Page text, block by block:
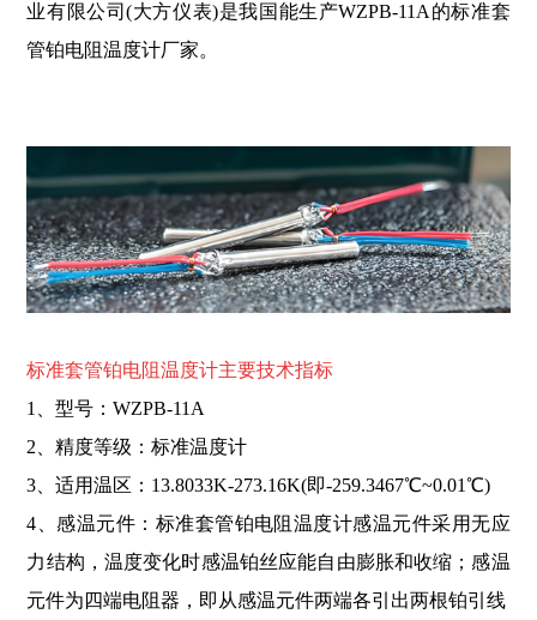
业有限公司(大方仪表)是我国能生产WZPB-11A的标准套
管铂电阻温度计厂家。
标准套管铂电阻温度计主要技术指标
1、型号：WZPB-11A
2、精度等级：标准温度计
3、适用温区：13.8033K-273.16K(即-259.3467℃~0.01℃)
4、感温元件：标准套管铂电阻温度计感温元件采用无应
力结构，温度变化时感温铂丝应能自由膨胀和收缩；感温
元件为四端电阻器，即从感温元件两端各引出两根铂引线